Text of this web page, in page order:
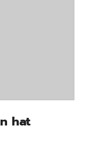
hat